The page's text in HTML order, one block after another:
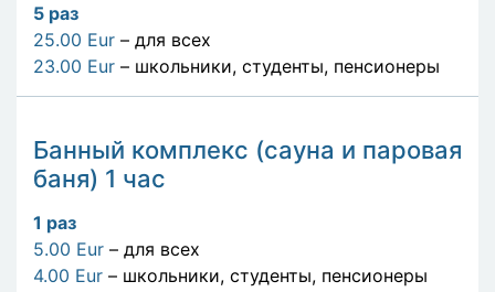
5 раз
25.00 Eur – для всех
23.00 Eur – школьники, студенты, пенсионеры
Банный комплекс (сауна и паровая
баня) 1 час
1 раз
5.00 Eur – для всех
4.00 Eur – школьники, студенты, пенсионеры